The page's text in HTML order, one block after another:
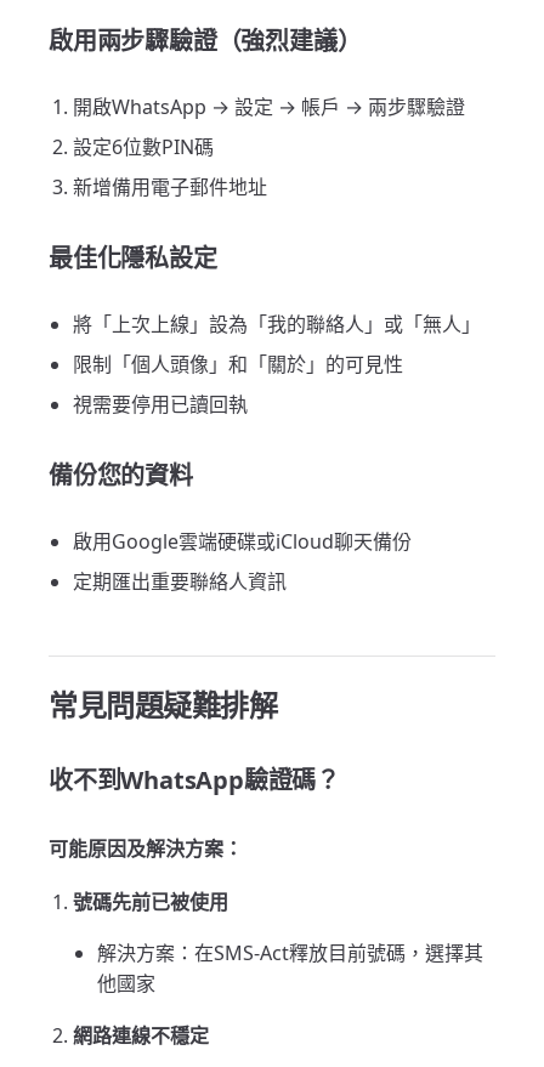
啟用兩步驟驗證（強烈建議）
開啟WhatsApp → 設定 → 帳戶 → 兩步驟驗證
設定6位數PIN碼
新增備用電子郵件地址
最佳化隱私設定
將「上次上線」設為「我的聯絡人」或「無人」
限制「個人頭像」和「關於」的可見性
視需要停用已讀回執
備份您的資料
啟用Google雲端硬碟或iCloud聊天備份
定期匯出重要聯絡人資訊
常見問題疑難排解
收不到WhatsApp驗證碼？
可能原因及解決方案：
號碼先前已被使用
解決方案：在SMS-Act釋放目前號碼，選擇其
他國家
網路連線不穩定